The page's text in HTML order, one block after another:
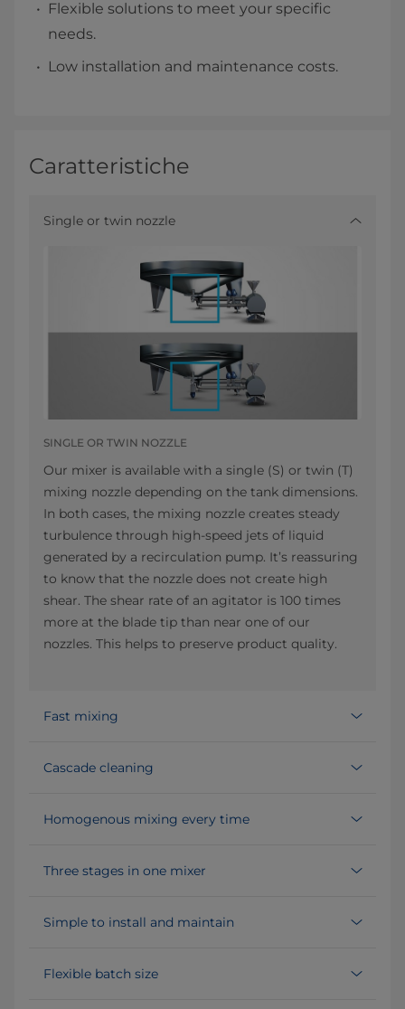
Flexible solutions to meet your specific
needs.
Low installation and maintenance costs.
Caratteristiche
Single or twin nozzle
SINGLE OR TWIN NOZZLE
Our mixer is available with a single (S) or twin (T)
mixing nozzle depending on the tank dimensions.
In both cases, the mixing nozzle creates steady
turbulence through high-speed jets of liquid
generated by a recirculation pump. It’s reassuring
to know that the nozzle does not create high
shear. The shear rate of an agitator is 100 times
more at the blade tip than near one of our
nozzles. This helps to preserve product quality.
Fast mixing
Cascade cleaning
Homogenous mixing every time
Three stages in one mixer
Simple to install and maintain
Flexible batch size